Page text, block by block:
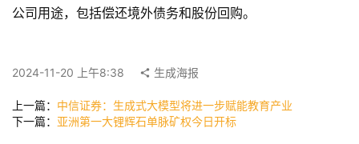
首
讯
公司用途，包括偿还境外债务和股份回购。
2024-11-20 上午8:38 生成海报
上一篇： 中信证券：生成式大模型将进一步赋能教育产业
下一篇： 亚洲第一大锂辉石单脉矿权今日开标